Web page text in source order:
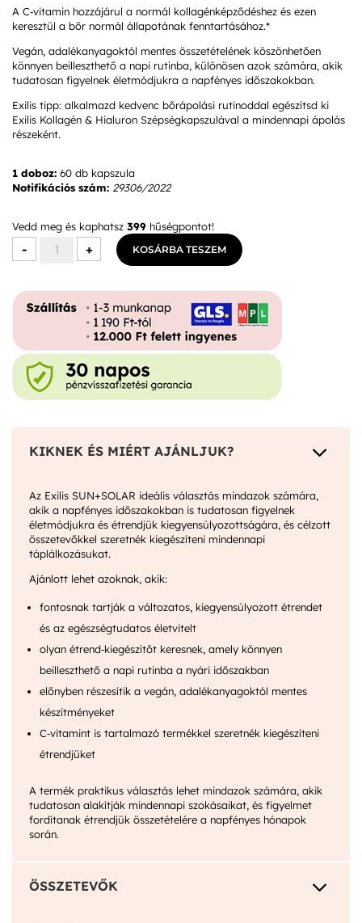
A C‑vitamin hozzájárul a normál kollagénképződéshez és ezen
keresztül a bőr normál állapotának fenntartásához.*
Vegán, adalékanyagoktól mentes összetételének köszönhetően
könnyen beilleszthető a napi rutinba, különösen azok számára, akik
tudatosan figyelnek életmódjukra a napfényes időszakokban.
Exilis tipp: alkalmazd kedvenc bőrápolási rutinoddal egészítsd ki
Exilis Kollagén & Hialuron Szépségkapszulával a mindennapi ápolás
részeként.
1 doboz: 60 db kapszula
Notifikációs szám: 29306/2022
Vedd meg és kaphatsz 399 hűségpontot!
-
Exilis
SUN+SOLAR
+ KOSÁRBA TESZEM
KIKNEK ÉS MIÉRT AJÁNLJUK? 3
Az Exilis SUN+SOLAR ideális választás mindazok számára,
akik a napfényes időszakokban is tudatosan figyelnek
életmódjukra és étrendjük kiegyensúlyozottságára, és célzott
összetevőkkel szeretnék kiegészíteni mindennapi
táplálkozásukat.
Ajánlott lehet azoknak, akik:
fontosnak tartják a változatos, kiegyensúlyozott étrendet
és az egészségtudatos életvitelt
olyan étrend‑kiegészítőt keresnek, amely könnyen
beilleszthető a napi rutinba a nyári időszakban
előnyben részesítik a vegán, adalékanyagoktól mentes
készítményeket
C‑vitamint is tartalmazó termékkel szeretnék kiegészíteni
étrendjüket
A termék praktikus választás lehet mindazok számára, akik
tudatosan alakítják mindennapi szokásaikat, és figyelmet
fordítanak étrendjük összetételére a napfényes hónapok
során.
ÖSSZETEVŐK 3